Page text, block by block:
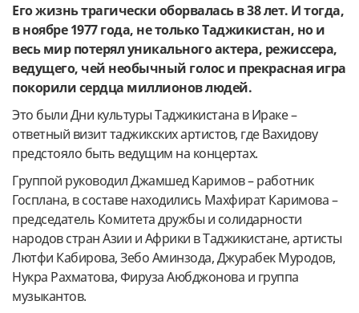
Его жизнь трагически оборвалась в 38 лет. И тогда,
в ноябре 1977 года, не только Таджикистан, но и
весь мир потерял уникального актера, режиссера,
ведущего, чей необычный голос и прекрасная игра
покорили сердца миллионов людей.
Это были Дни культуры Таджикистана в Ираке –
ответный визит таджикских артистов, где Вахидову
предстояло быть ведущим на концертах.
Группой руководил Джамшед Каримов – работник
Госплана, в составе находились Махфират Каримова –
председатель Комитета дружбы и солидарности
народов стран Азии и Африки в Таджикистане, артисты
Лютфи Кабирова, Зебо Аминзода, Джурабек Муродов,
Нукра Рахматова, Фируза Аюбджонова и группа
музыкантов.